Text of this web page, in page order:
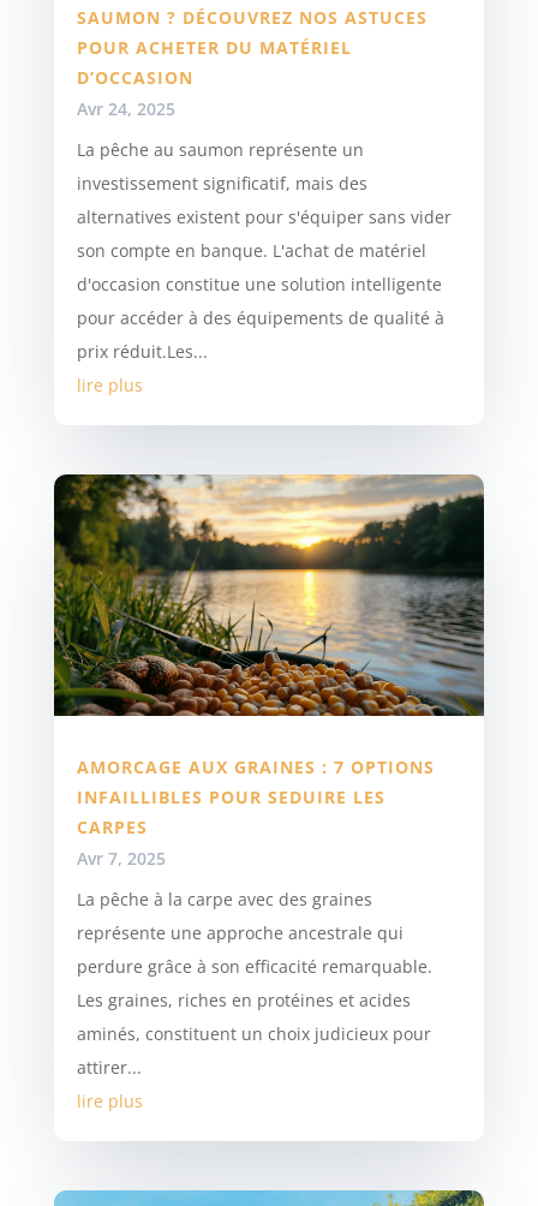
SAUMON ? DÉCOUVREZ NOS ASTUCES
POUR ACHETER DU MATÉRIEL
D’OCCASION
Avr 24, 2025
La pêche au saumon représente un
investissement significatif, mais des
alternatives existent pour s'équiper sans vider
son compte en banque. L'achat de matériel
d'occasion constitue une solution intelligente
pour accéder à des équipements de qualité à
prix réduit.Les...
lire plus
AMORCAGE AUX GRAINES : 7 OPTIONS
INFAILLIBLES POUR SEDUIRE LES
CARPES
Avr 7, 2025
La pêche à la carpe avec des graines
représente une approche ancestrale qui
perdure grâce à son efficacité remarquable.
Les graines, riches en protéines et acides
aminés, constituent un choix judicieux pour
attirer...
lire plus